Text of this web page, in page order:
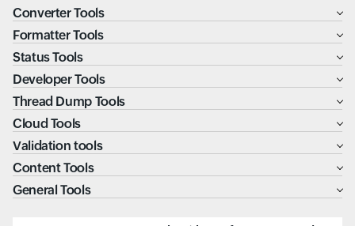
Converter Tools
Formatter Tools
Status Tools
Developer Tools
Thread Dump Tools
Cloud Tools
Validation tools
Content Tools
General Tools